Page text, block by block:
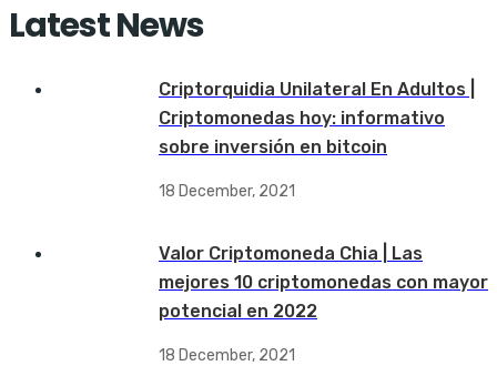
Latest News
Criptorquidia Unilateral En Adultos |
Criptomonedas hoy: informativo
sobre inversión en bitcoin
18 December, 2021
Valor Criptomoneda Chia | Las
mejores 10 criptomonedas con mayor
potencial en 2022
18 December, 2021